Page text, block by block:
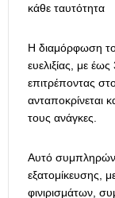
κάθε ταυτότητα
Η διαμόρφωση
ευελιξίας, με
επιτρέποντας
ανταποκρίνεται
τους ανάγκες.
Αυτό
εξατομίκευσης,
φινιρισμάτων,